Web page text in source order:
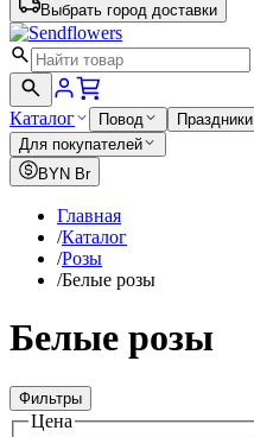
Выбрать город доставки
Каталог Повод Праздники
Для покупателей
BYN Br
Главная
/Каталог
/Розы
/Белые розы
Белые розы
Фильтры
Цена